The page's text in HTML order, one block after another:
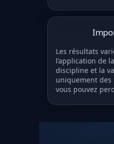
Les résultats
l’application de
discipline et la
uniquement
vous pouvez